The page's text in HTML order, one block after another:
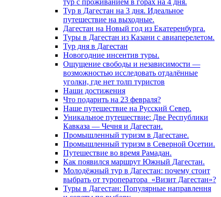
тур с проживанием в горах на 4 дня.
Тур в Дагестан на 3 дня. Идеальное
путешествие на выходные.
Дагестан на Новый год из Екатеренбурга.
Туры в Дагестан из Казани с авиаперелетом.
Тур дня в Дагестан
Новогодние инсентив туры.
Ощущение свободы и независимости —
возможностью исследовать отдалённые
уголки, где нет толп туристов
Наши достижения
Что подарить на 23 февраля?
Наше путешествие на Русский Север.
Уникальное путешествие: Две Республики
Кавказа — Чечня и Дагестан.
Промышленный туризм в Дагестане.
Промышленный туризм в Северной Осетии.
Путешествие во время Рамадан.
Как появился маршрут Южный Дагестан.
Молодёжный тур в Дагестан: почему стоит
выбрать от туроператора «Визит Дагестан»?
Туры в Дагестан: Популярные направлення